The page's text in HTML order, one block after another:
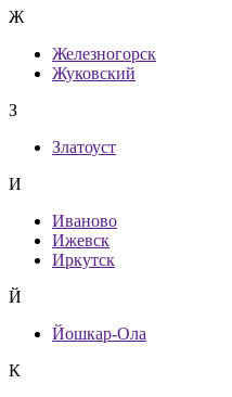
Ж
Железногорск
Жуковский
З
Златоуст
И
Иваново
Ижевск
Иркутск
Й
Йошкар-Ола
К